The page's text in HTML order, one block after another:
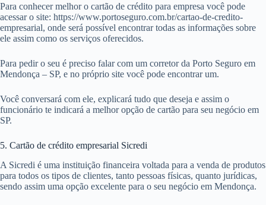
Para conhecer melhor o cartão de crédito para empresa você pode
acessar o site: https://www.portoseguro.com.br/cartao-de-credito-
empresarial, onde será possível encontrar todas as informações sobre
ele assim como os serviços oferecidos.
Para pedir o seu é preciso falar com um corretor da Porto Seguro em
Mendonça – SP, e no próprio site você pode encontrar um.
Você conversará com ele, explicará tudo que deseja e assim o
funcionário te indicará a melhor opção de cartão para seu negócio em
SP.
5. Cartão de crédito empresarial Sicredi
A Sicredi é uma instituição financeira voltada para a venda de produtos
para todos os tipos de clientes, tanto pessoas físicas, quanto jurídicas,
sendo assim uma opção excelente para o seu negócio em Mendonça.